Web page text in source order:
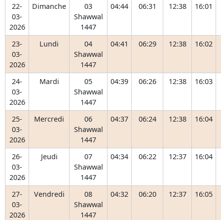
22-
03-
2026
Dimanche
03
Shawwal
1447
04:44 06:31 12:38 16:01
23-
03-
2026
Lundi
04
Shawwal
1447
04:41 06:29 12:38 16:02
24-
03-
2026
Mardi
05
Shawwal
1447
04:39 06:26 12:38 16:03
25-
03-
2026
Mercredi
06
Shawwal
1447
04:37 06:24 12:38 16:04
26-
03-
2026
Jeudi
07
Shawwal
1447
04:34 06:22 12:37 16:04
27-
03-
2026
Vendredi
08
Shawwal
1447
04:32 06:20 12:37 16:05